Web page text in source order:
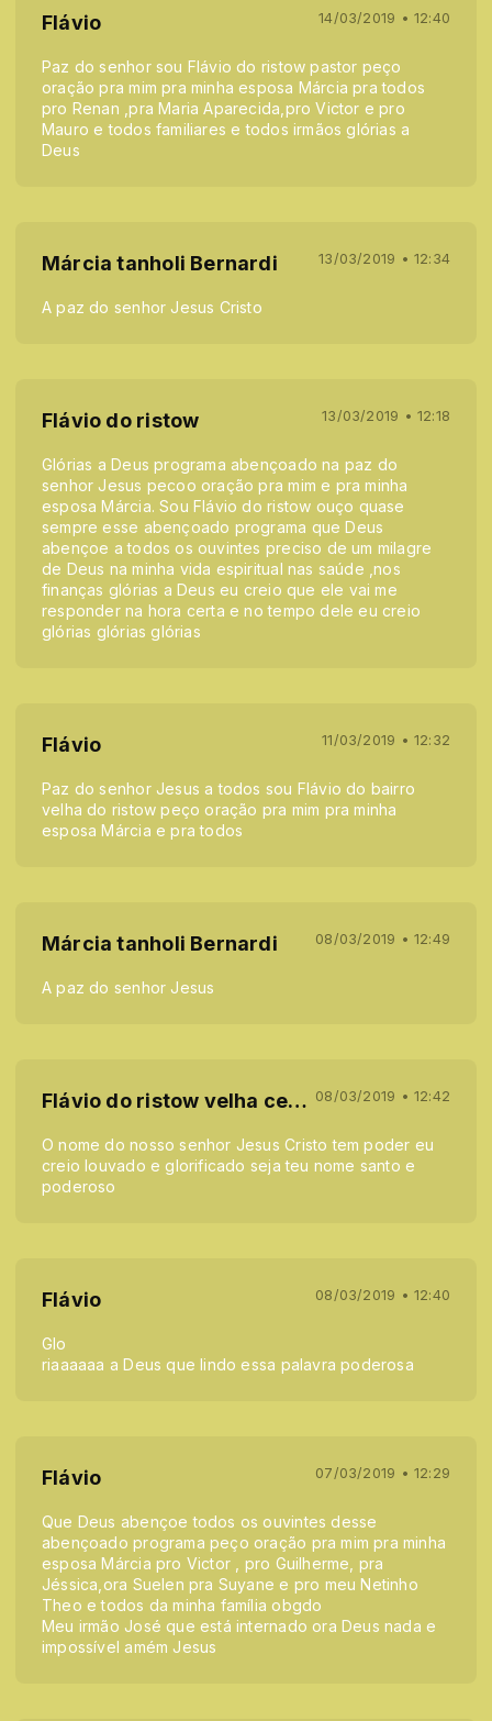
Flávio 14/03/2019 • 12:40
Paz do senhor sou Flávio do ristow pastor peço
oração pra mim pra minha esposa Márcia pra todos
pro Renan ,pra Maria Aparecida,pro Victor e pro
Mauro e todos familiares e todos irmãos glórias a
Deus
Márcia tanholi Bernardi 13/03/2019 • 12:34
A paz do senhor Jesus Cristo
Flávio do ristow 13/03/2019 • 12:18
Glórias a Deus programa abençoado na paz do
senhor Jesus pecoo oração pra mim e pra minha
esposa Márcia. Sou Flávio do ristow ouço quase
sempre esse abençoado programa que Deus
abençoe a todos os ouvintes preciso de um milagre
de Deus na minha vida espiritual nas saúde ,nos
finanças glórias a Deus eu creio que ele vai me
responder na hora certa e no tempo dele eu creio
glórias glórias glórias
Flávio 11/03/2019 • 12:32
Paz do senhor Jesus a todos sou Flávio do bairro
velha do ristow peço oração pra mim pra minha
esposa Márcia e pra todos
Márcia tanholi Bernardi 08/03/2019 • 12:49
A paz do senhor Jesus
Flávio do ristow velha central 08/03/2019 • 12:42
O nome do nosso senhor Jesus Cristo tem poder eu
creio louvado e glorificado seja teu nome santo e
poderoso
Flávio 08/03/2019 • 12:40
Glo
riaaaaaa a Deus que lindo essa palavra poderosa
Flávio 07/03/2019 • 12:29
Que Deus abençoe todos os ouvintes desse
abençoado programa peço oração pra mim pra minha
esposa Márcia pro Victor , pro Guilherme, pra
Jéssica,ora Suelen pra Suyane e pro meu Netinho
Theo e todos da minha família obgdo
Meu irmão José que está internado ora Deus nada e
impossível amém Jesus